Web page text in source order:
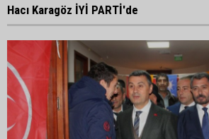
Hacı Karagöz İYİ PARTİ'de